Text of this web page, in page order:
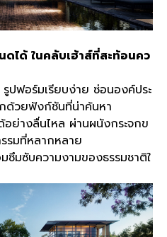
ดได้ ในคลับเฮ้าส์ที่สะท้อนคว
ปฟอร์มเรียบง่าย ซ่อนองค์ประ
ด้วยฟังก์ชันที่น่าค้นหา
ย่างลื่นไหล ผ่านผนังกระจกข
รมที่หลากหลาย
มซับความงามของธรรมชาติใ